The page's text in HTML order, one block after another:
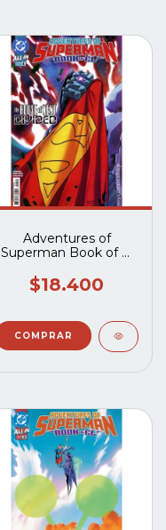
Adventures of
Superman Book of El
$18.400